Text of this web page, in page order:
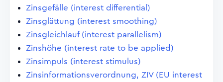
Zinsgefälle (interest differential)
Zinsglättung (interest smoothing)
Zinsgleichlauf (interest parallelism)
Zinshöhe (interest rate to be applied)
Zinsimpuls (interest stimulus)
Zinsinformationsverordnung, ZIV (EU interest